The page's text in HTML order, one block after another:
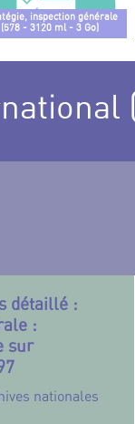
inspection générale
(578 - 3120 ml - 3 Go)
détaillé :
:
sur
nationales